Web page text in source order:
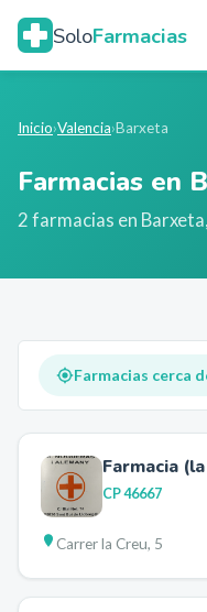
SoloFarmacias
Inicio›Valencia›Barxeta
Farmacias en
2farmacias en Barxeta,
Farmacias cerca
Farmacia
CP46667
Carrer la Creu, 5